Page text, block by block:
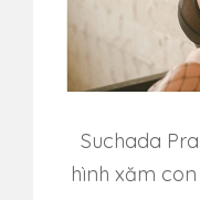
Suchada
hình xăm